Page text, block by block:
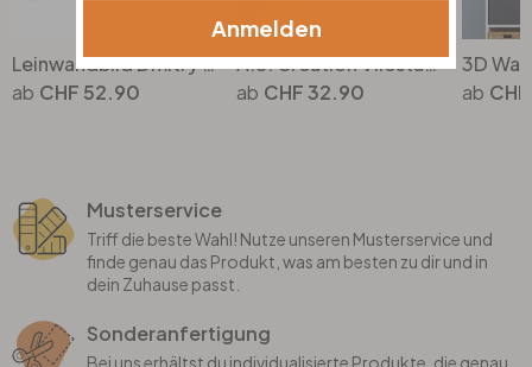
Leinwandbild Dmitry - Story of a Waterdrop - Panorama
CHF 52.90
A.S. Création Vliestapete Retro Vision Retrotapete 70er Jahre Tapete, orange, gelb, braun
CHF 32.90
Musterservice
Triff die beste Wahl! Nutze unseren Musterservice und
finde genau das Produkt, was am besten zu dir und in
dein Zuhause passt.
Sonderanfertigung
Bei uns erhältst du individualisierte Produkte, die genau
Anmelden